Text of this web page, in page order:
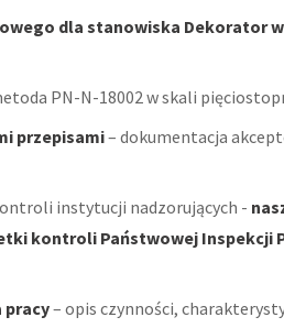
dla stanowiska Dekorator
PN-N-18002 w skali
przepisami– dokumentacja
instytucji nadzorujących -
kontroli Państwowej Inspekcji
pracy– opis czynności,